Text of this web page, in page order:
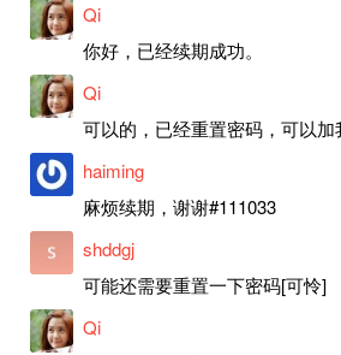
Qi
你好，已经续期成功。
Qi
haiming
麻烦续期，谢谢#111033
shddgj
可能还需要重置一下密码[可怜]
Qi